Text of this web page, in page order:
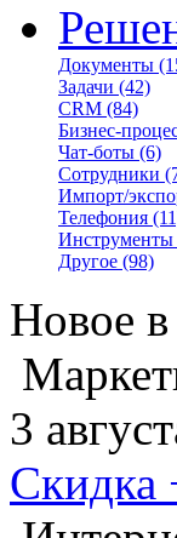
Документы
Задачи (42)
CRM (84)
Бизнес-
Чат-боты (6)
Сотрудники
Импорт/
Телефония
Инструменты
Другое (98)
Новое в
3
Скидка